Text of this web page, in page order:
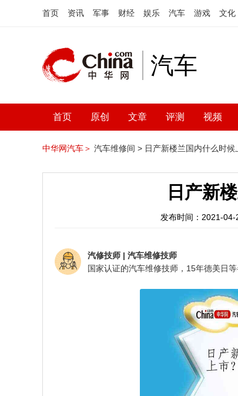
首页 资讯 军事 财经 娱乐 汽车 游戏 文化
汽车
首页 原创 文章 评测 视频
中华网汽车＞ 汽车维修间 > 日产新楼兰国内什么时候
日产新
发布时间：2021-
汽修技师 | 汽车维修技师